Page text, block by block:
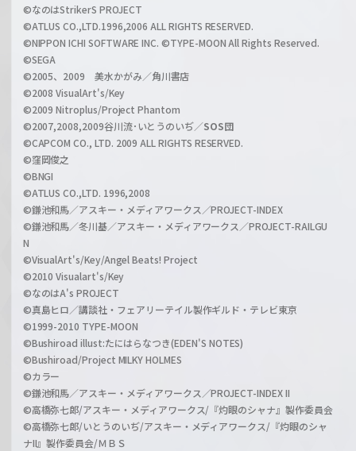
h
a
n
l
©なのはStrikerS PROJECT
©ATLUS CO.,LTD.1996,2006 ALL RIGHTS RESERVED.
©NIPPON ICHI SOFTWARE INC. ©TYPE-MOON All Rights Reserved.
©SEGA
©2005、2009 美水かがみ／角川書店
©2008 VisualArt's/Key
©2009 Nitroplus/Project Phantom
©2007,2008,2009谷川流･いとうのいぢ／SOS団
©CAPCOM CO., LTD. 2009 ALL RIGHTS RESERVED.
©窪岡俊之
©BNGI
©ATLUS CO.,LTD. 1996,2008
©鎌池和馬／アスキー・メディアワークス／PROJECT-INDEX
©鎌池和馬／冬川基／アスキー・メディアワークス／PROJECT-RAILGU
N
©VisualArt's/Key/Angel Beats! Project
©2010 Visualart's/Key
©なのはA's PROJECT
©真島ヒロ／講談社・フェアリーテイル製作ギルド・テレビ東京
©1999-2010 TYPE-MOON
©Bushiroad illust:たにはらなつき(EDEN'S NOTES)
©Bushiroad/Project MILKY HOLMES
©カラー
©鎌池和馬／アスキー・メディアワークス／PROJECT-INDEX II
©高橋弥七郎/アスキー・メディアワークス/『灼眼のシャナ』製作委員会
©高橋弥七郎/いとうのいぢ/アスキー・メディアワークス/『灼眼のシャ
ナII』製作委員会/ＭＢＳ